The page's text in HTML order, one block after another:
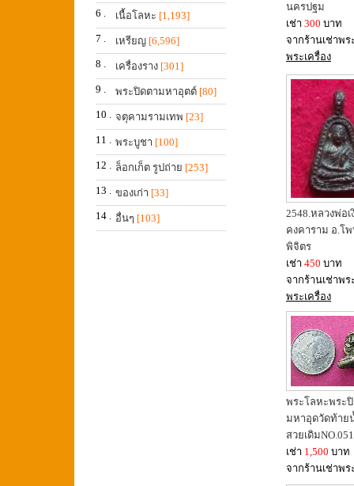
6 .
เนื้อโลหะ [1,193]
7 .
เหรียญ [6,596]
8 .
เครื่องราง [301]
9 .
พระปิดตามหาอุตต์ [80]
10 . จตุคามรามเทพ [23]
11 . พระบูชา [100]
12 . ล็อกเก็ต รูปถ่าย [253]
13 . ของเก่า [33]
14 . อื่นๆ [103]
นครปฐม
เช่า 300 บาท
จากร้านเช่าพ
พระเครื่อง
2548.หลวงพ่อเ
คงคาราม อ.โพ
พิจิตร
เช่า 450 บาท
จากร้านเช่าพ
พระเครื่อง
พระโลหะพระ
มหาอุดวัดท้าย
สวยเดิม
เช่า 1,500 บาท
จากร้านเช่าพ